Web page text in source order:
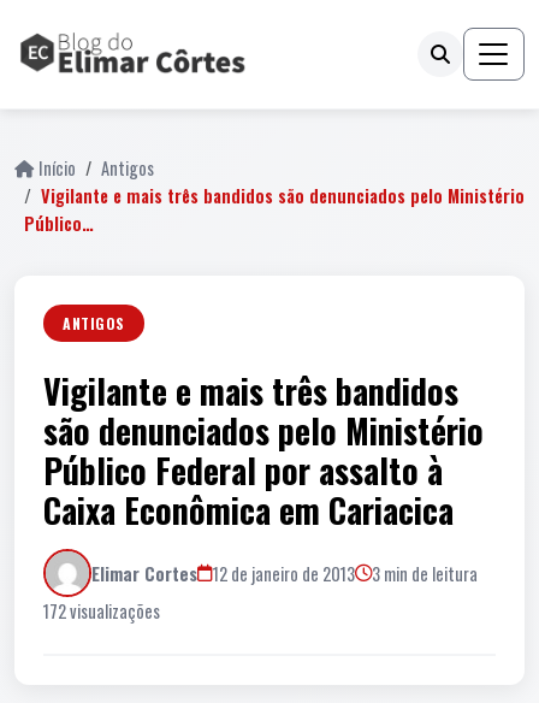
Início
Antigos
Vigilante e mais três bandidos são denunciados pelo Ministério
Público…
ANTIGOS
Vigilante e mais três bandidos
são denunciados pelo Ministério
Público Federal por assalto à
Caixa Econômica em Cariacica
Elimar Cortes 12 de janeiro de 2013
3 min de leitura
172 visualizações